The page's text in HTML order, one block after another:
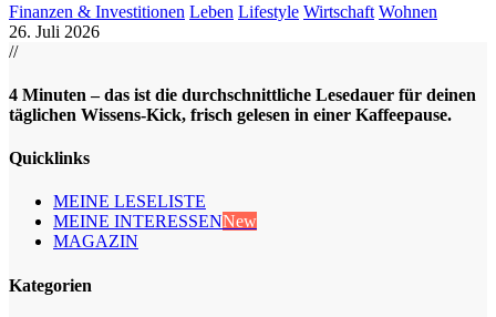
Finanzen & Investitionen Leben Lifestyle Wirtschaft Wohnen
26. Juli 2026
//
4 Minuten – das ist die durchschnittliche Lesedauer für deinen
täglichen Wissens-Kick, frisch gelesen in einer Kaffeepause.
Quicklinks
MEINE LESELISTE
MEINE INTERESSENNew
MAGAZIN
Kategorien